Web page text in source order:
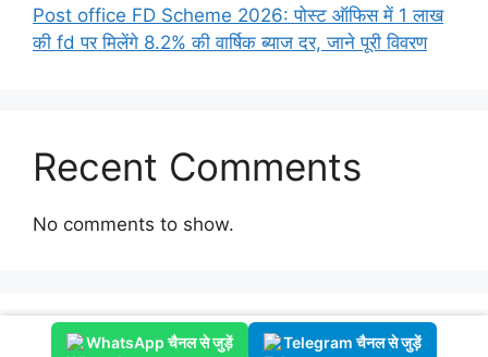
Post office FD Scheme 2026: पोस्ट ऑफिस में 1 लाख
की fd पर मिलेंगे 8.2% की वार्षिक ब्याज दर, जाने पूरी विवरण
Recent Comments
No comments to show.
© 2026 nbcementarticles• Built withGeneratePress
WhatsApp चैनल से जुड़ें Telegram चैनल से जुड़ें